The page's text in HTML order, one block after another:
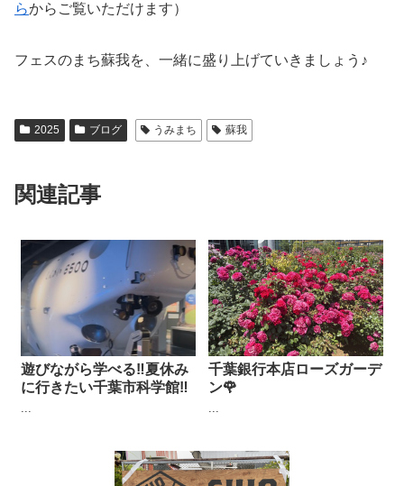
らからご覧いただけます）
フェスのまち蘇我を、一緒に盛り上げていきましょう♪
2025 ブログ うみまち 蘇我
関連記事
遊びながら学べる‼︎夏休み
に行きたい千葉市科学館‼︎
千葉銀行本店ローズガーデ
ン🌹